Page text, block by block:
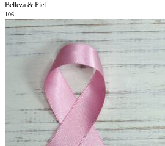
Belleza & Piel
106